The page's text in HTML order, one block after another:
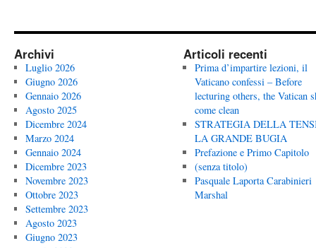
Archivi
Luglio 2026
Giugno 2026
Gennaio 2026
Agosto 2025
Dicembre 2024
Marzo 2024
Gennaio 2024
Dicembre 2023
Novembre 2023
Ottobre 2023
Settembre 2023
Agosto 2023
Giugno 2023
Articoli recenti
Prima d’impartire lezioni, il
Vaticano confessi – Before
lecturing others, the Vatican
come clean
STRATEGIA DELLA
LA GRANDE BUGIA
Prefazione e Primo Capitolo
(senza titolo)
Pasquale Laporta Carabinieri
Marshal